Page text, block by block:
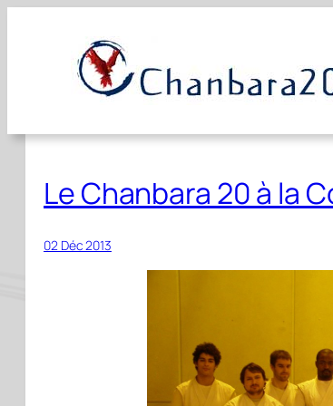
contenu
Le Chanbara 20 à la
02 Déc 2013